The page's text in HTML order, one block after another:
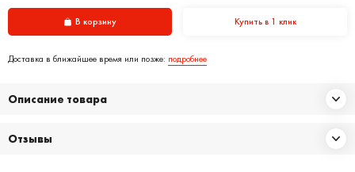
В корзину Купить в 1 клик
Доставка в ближайшее время или позже: подробнее
Описание товара
Отзывы